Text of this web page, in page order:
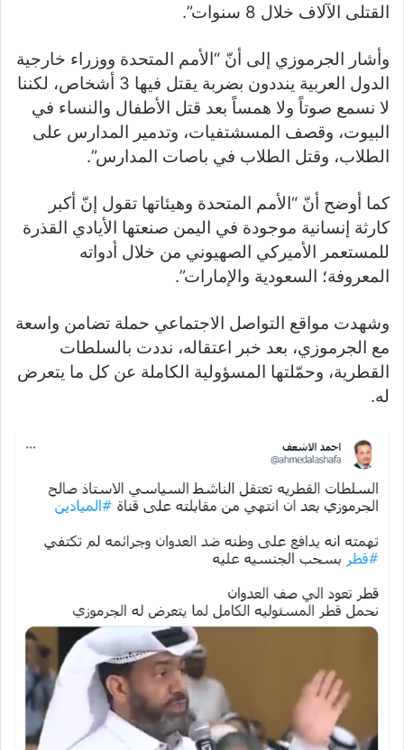
القتلى الآلاف خلال 8 سنوات”.
وأشار الجرموزي إلى أنّ “الأمم المتحدة ووزراء خارجية
الدول العربية ينددون بضربة يقتل فيها 3 أشخاص، لكننا
لا نسمع صوتاً ولا همساً بعد قتل الأطفال والنساء في
البيوت، وقصف المسشتفيات، وتدمير المدارس على
الطلاب، وقتل الطلاب في باصات المدارس”.
كما أوضح أنّ “الأمم المتحدة وهيئاتها تقول إنّ أكبر
كارثة إنسانية موجودة في اليمن صنعتها الأيادي القذرة
للمستعمر الأميركي الصهيوني من خلال أدواته
المعروفة؛ السعودية والإمارات”.
وشهدت مواقع التواصل الاجتماعي حملة تضامن واسعة
مع الجرموزي، بعد خبر اعتقاله، نددت بالسلطات
القطرية، وحمّلتها المسؤولية الكاملة عن كل ما يتعرض
له.